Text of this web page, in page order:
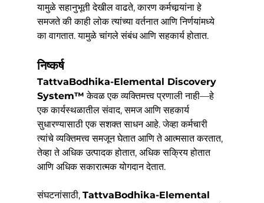
यामुळे सहानुभूती देखील वाढते, कारण कर्मचार्‍यांना हे
समजते की काही लोक त्यांच्या वर्तनात आणि निर्णयांमध्ये
का वागतात. यामुळे चांगले संबंध आणि सहकार्य होतात.
निष्कर्ष
TattvaBodhika-Elemental Discovery
System™ केवळ एक व्यक्तिमत्त्व प्रणाली नाही—हे
एक कार्यस्थळातील संवाद, समज आणि सहकार्य
सुधारण्यासाठी एक सशक्त साधन आहे. जेव्हा कर्मचारी
त्यांचे व्यक्तिमत्त्व समजून घेतात आणि ते आत्मसात करतात,
तेव्हा ते अधिक उत्पादक होतात, अधिक सक्रिय होतात
आणि अधिक सकारात्मक योगदान देतात.
संघटनांसाठी, TattvaBodhika-Elemental